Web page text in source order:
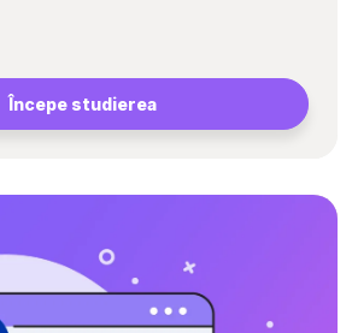
Începe studierea